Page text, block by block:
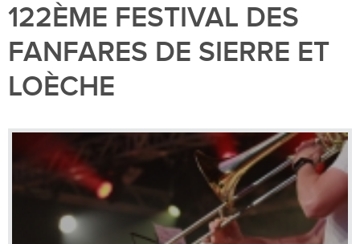
122ÈME FESTIVAL DES
FANFARES DE SIERRE ET
LOÈCHE